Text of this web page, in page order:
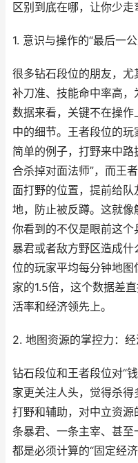
区别到底在哪，让你少走
1. 意识与操作的“最后一
很多钻石段位的朋友，
补刀准、技能命中率高
数据来看，关键不在操
中的细节。王者段位的玩
简单的例子，打野来中
合杀掉对面法师”，而王
面打野的位置，提前给
地，防止被反蹲。这就像
你看到的不仅是眼前这
暴君或者敌方野区造成
位的玩家平均每分钟地
家的1.5倍，这个数据差
活率和经济领先上。
2. 地图资源的掌控力：
钻石段位和王者段位对“
家更关注人头，觉得杀
打野和辅助，对中立资
条暴君、一条主宰、甚
都是必须计算的“固定经